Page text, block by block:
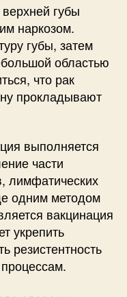
губы
наркозом.
губы, затем
областью
что рак
прокладывают
выполняется
части
лимфатических
одним методом
вакцинация
укрепить
резистентность